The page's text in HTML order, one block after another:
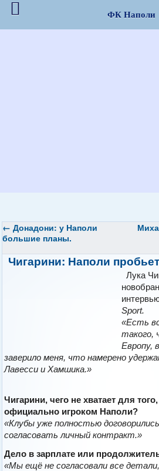
← Донадони: у Наполи
большие планы.
Чигарини: Наполи
Лука
Sport.
«Есть
такого,
Европу,
заверило меня, что намерено
Лавесси и Хамшика.»
Чигарини, чего не хватает для
официально игроком Наполи?
«Клубы уже полностью
согласовать личный контракт.»
Дело в зарплате или
«Мы ещё не согласовали все
ФК Наполи